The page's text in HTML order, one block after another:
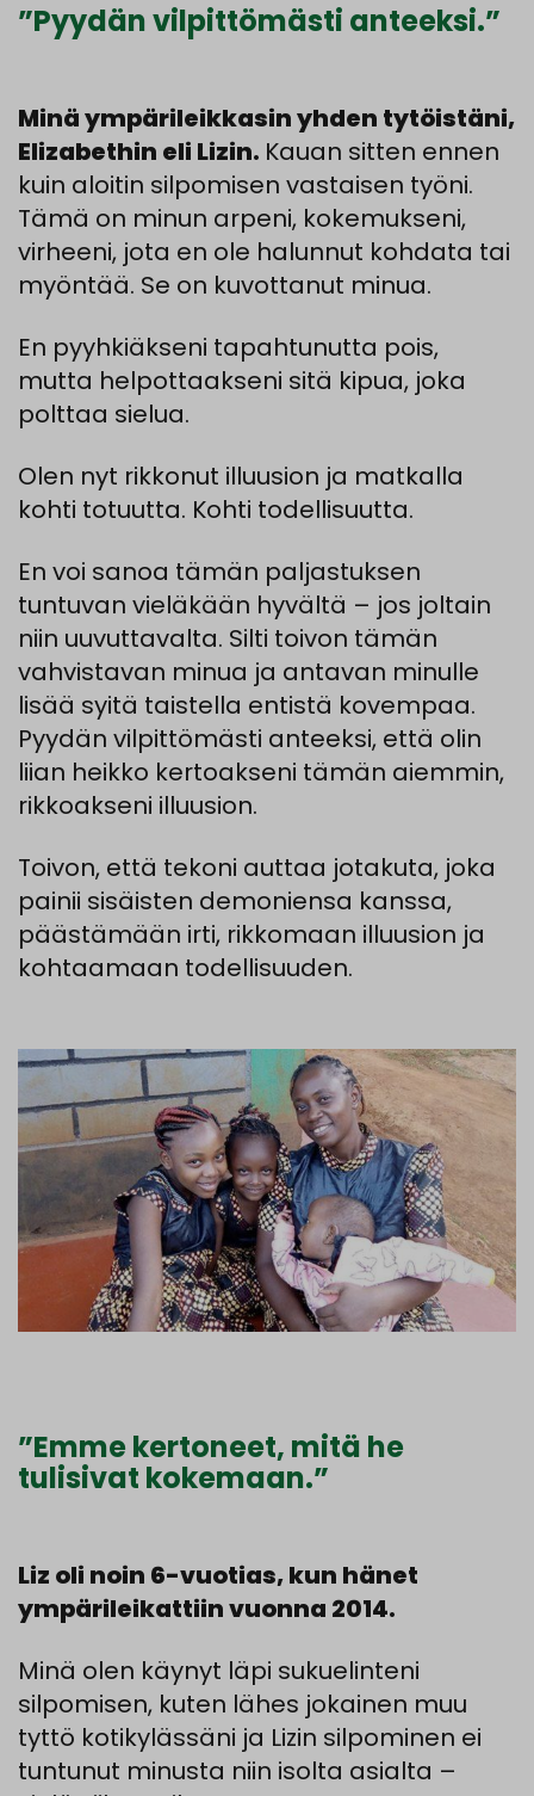
”Pyydän vilpittömästi anteeksi.”
Minä ympärileikkasin yhden tytöistäni,
Elizabethin eli Lizin. Kauan sitten ennen
kuin aloitin silpomisen vastaisen työni.
Tämä on minun arpeni, kokemukseni,
virheeni, jota en ole halunnut kohdata tai
myöntää. Se on kuvottanut minua.
En pyyhkiäkseni tapahtunutta pois,
mutta helpottaakseni sitä kipua, joka
polttaa sielua.
Olen nyt rikkonut illuusion ja matkalla
kohti totuutta. Kohti todellisuutta.
En voi sanoa tämän paljastuksen
tuntuvan vieläkään hyvältä – jos joltain
niin uuvuttavalta. Silti toivon tämän
vahvistavan minua ja antavan minulle
lisää syitä taistella entistä kovempaa.
Pyydän vilpittömästi anteeksi, että olin
liian heikko kertoakseni tämän aiemmin,
rikkoakseni illuusion.
Toivon, että tekoni auttaa jotakuta, joka
painii sisäisten demoniensa kanssa,
päästämään irti, rikkomaan illuusion ja
kohtaamaan todellisuuden.
”Emme kertoneet, mitä he
tulisivat kokemaan.”
Liz oli noin 6-vuotias, kun hänet
ympärileikattiin vuonna 2014.
Minä olen käynyt läpi sukuelinteni
silpomisen, kuten lähes jokainen muu
tyttö kotikylässäni ja Lizin silpominen ei
tuntunut minusta niin isolta asialta –